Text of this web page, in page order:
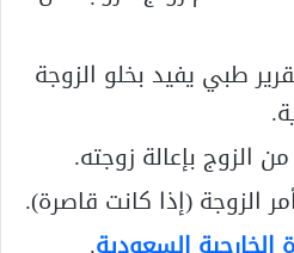
طبي يفيد بخلو الزوجة
الزوج بإعالة زوجته.
الزوجة (إذا كانت قاصرة).